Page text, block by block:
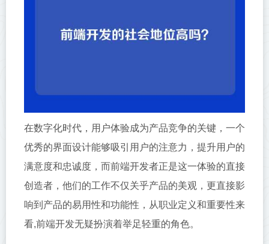
在数字化时代，用户体验成为产品竞争的关键，一个
优秀的界面设计能够吸引用户的注意力，提升用户的
满意度和忠诚度，而前端开发者正是这一体验的直接
创造者，他们的工作不仅关乎产品的美观，更直接影
响到产品的易用性和功能性，从职业定义和重要性来
看,前端开发无疑扮演着举足轻重的角色。